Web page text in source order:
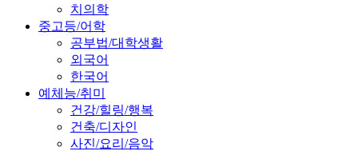
치의학
중고등/어학
공부법/대학생활
외국어
한국어
예체능/취미
건강/힐링/행복
건축/디자인
사진/요리/음악